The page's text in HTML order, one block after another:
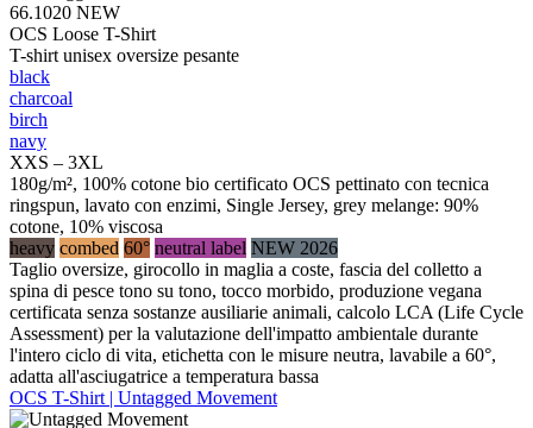
66.1020 NEW
OCS Loose T-Shirt
T-shirt unisex oversize pesante
black
charcoal
birch
navy
XXS – 3XL
180g/m², 100% cotone bio certificato OCS pettinato con tecnica
ringspun, lavato con enzimi, Single Jersey, grey melange: 90%
cotone, 10% viscosa
heavy combed 60° neutral label NEW 2026
Taglio oversize, girocollo in maglia a coste, fascia del colletto a
spina di pesce tono su tono, tocco morbido, produzione vegana
certificata senza sostanze ausiliarie animali, calcolo LCA (Life Cycle
Assessment) per la valutazione dell'impatto ambientale durante
l'intero ciclo di vita, etichetta con le misure neutra, lavabile a 60°,
adatta all'asciugatrice a temperatura bassa
OCS T-Shirt | Untagged Movement